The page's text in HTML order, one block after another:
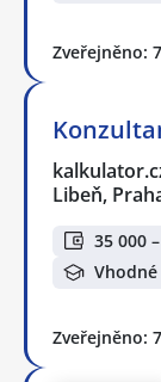
Zveřejněno:
Libeň,
35 000
Zveřejněno: